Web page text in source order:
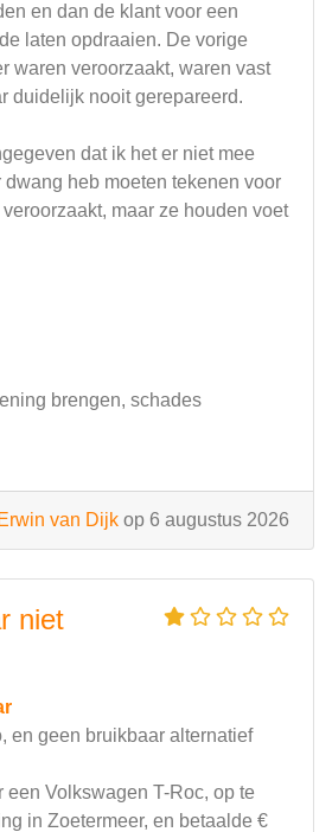
en dan de klant voor een
laten opdraaien. De vorige
waren veroorzaakt, waren vast
duidelijk nooit gerepareerd.
dat ik het er niet mee
heb moeten tekenen voor
maar ze houden voet
brengen, schades
Erwin van Dijk op 6 augustus 2026
niet
en geen bruikbaar alternatief
een Volkswagen T-Roc, op te
in Zoetermeer, en betaalde €